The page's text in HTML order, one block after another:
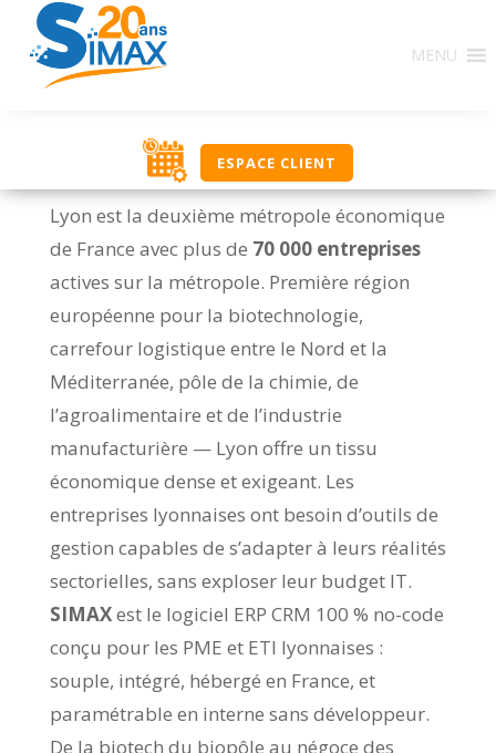
MENU
ESPACE CLIENT
Lyon est la deuxième métropole économique
de France avec plus de 70 000 entreprises
actives sur la métropole. Première région
européenne pour la biotechnologie,
carrefour logistique entre le Nord et la
Méditerranée, pôle de la chimie, de
l’agroalimentaire et de l’industrie
manufacturière — Lyon offre un tissu
économique dense et exigeant. Les
entreprises lyonnaises ont besoin d’outils de
gestion capables de s’adapter à leurs réalités
sectorielles, sans exploser leur budget IT.
SIMAXest le logiciel ERP CRM 100 % no-code
conçu pour les PME et ETI lyonnaises :
souple, intégré, hébergé en France, et
paramétrable en interne sans développeur.
De la biotech du biopôle au négoce des